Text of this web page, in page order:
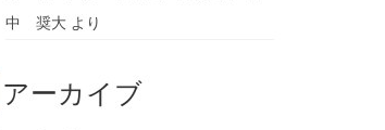
中 奨大より
アーカイブ